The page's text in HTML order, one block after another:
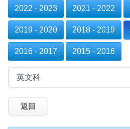
2022 - 2023 2021 - 2022
2019 - 2020 2018 - 2019
2016 - 2017 2015 - 2016
返回